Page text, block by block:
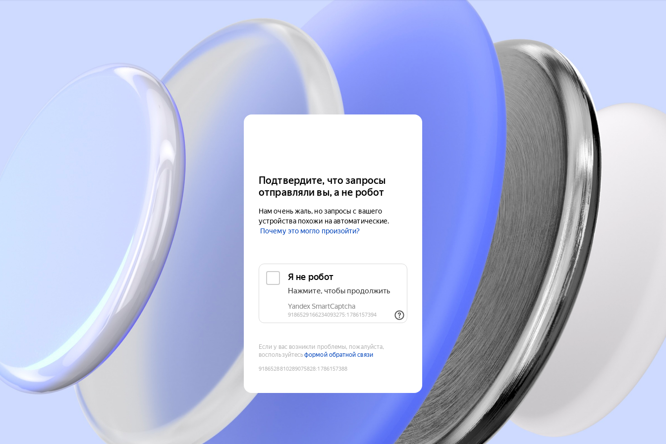
Подтвердите, что запросы
отправляли вы, а не робот
Нам очень жаль, но запросы с вашего
устройства похожи на автоматические.
Почему это могло произойти?
Если у вас возникли проблемы, пожалуйста,
воспользуйтесьформой обратной связи
9186528810289075828:1786157388